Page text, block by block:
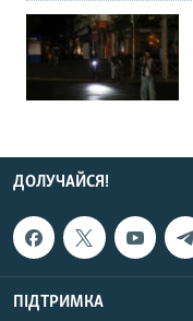
ДОЛУЧАЙСЯ!
ПІДТРИМКА